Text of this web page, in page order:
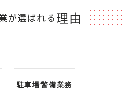
が選ばれる 理由
駐車場警備業務